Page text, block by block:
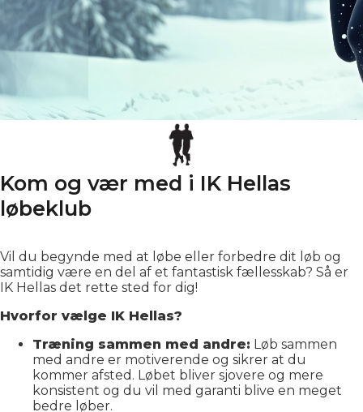
Kom og vær med i IK Hellas
løbeklub
Vil du begynde med at løbe eller forbedre dit løb og
samtidig være en del af et fantastisk fællesskab? Så er
IK Hellas det rette sted for dig!
Hvorfor vælge IK Hellas?
Træning sammen med andre: Løb sammen
med andre er motiverende og sikrer at du
kommer afsted. Løbet bliver sjovere og mere
konsistent og du vil med garanti blive en meget
bedre løber.